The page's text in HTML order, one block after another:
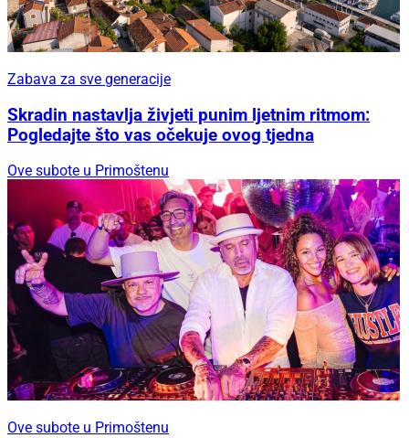
Zabava za sve generacije
Skradin nastavlja živjeti punim ljetnim ritmom:
Pogledajte što vas očekuje ovog tjedna
Ove subote u Primoštenu
Ove subote u Primoštenu